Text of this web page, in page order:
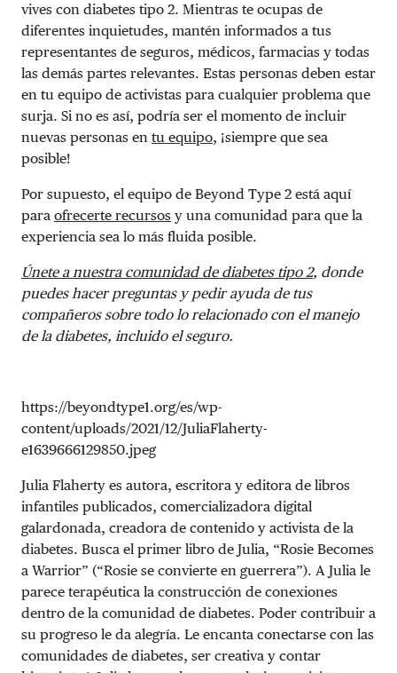
vives con diabetes tipo 2. Mientras te ocupas de
diferentes inquietudes, mantén informados a tus
representantes de seguros, médicos, farmacias y todas
las demás partes relevantes. Estas personas deben estar
en tu equipo de activistas para cualquier problema que
surja. Si no es así, podría ser el momento de incluir
nuevas personas en tu equipo, ¡siempre que sea
posible!
Por supuesto, el equipo de Beyond Type 2 está aquí
para ofrecerte recursos y una comunidad para que la
experiencia sea lo más fluida posible.
Únete a nuestra comunidad de diabetes tipo 2, donde
puedes hacer preguntas y pedir ayuda de tus
compañeros sobre todo lo relacionado con el manejo
de la diabetes, incluido el seguro.
https://beyondtype1.org/es/wp-
content/uploads/2021/12/JuliaFlaherty-
e1639666129850.jpeg
Julia Flaherty es autora, escritora y editora de libros
infantiles publicados, comercializadora digital
galardonada, creadora de contenido y activista de la
diabetes. Busca el primer libro de Julia, “Rosie Becomes
a Warrior” (“Rosie se convierte en guerrera”). A Julia le
parece terapéutica la construcción de conexiones
dentro de la comunidad de diabetes. Poder contribuir a
su progreso le da alegría. Le encanta conectarse con las
comunidades de diabetes, ser creativa y contar